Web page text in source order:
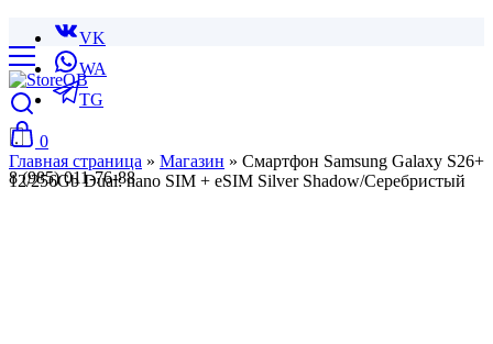
VK
WA
TG
8 (985) 011-76-88
0
Главная страница » Магазин » Смартфон Samsung Galaxy S26+
12/256Gb Dual: nano SIM + eSIM Silver Shadow/Серебристый